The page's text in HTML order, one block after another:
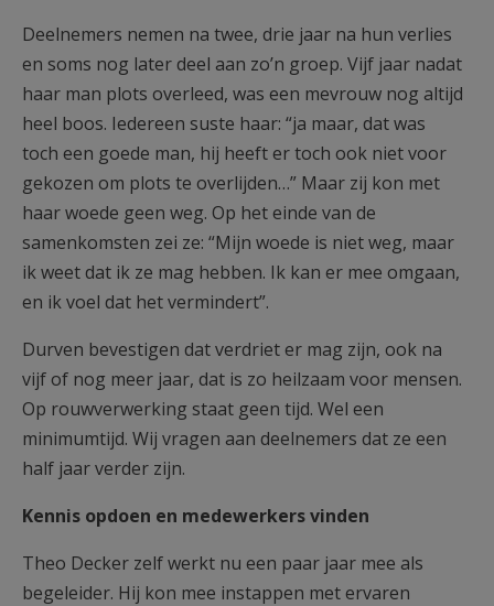
Deelnemers nemen na twee, drie jaar na hun verlies
en soms nog later deel aan zo’n groep. Vijf jaar nadat
haar man plots overleed, was een mevrouw nog altijd
heel boos. Iedereen suste haar: “ja maar, dat was
toch een goede man, hij heeft er toch ook niet voor
gekozen om plots te overlijden…” Maar zij kon met
haar woede geen weg. Op het einde van de
samenkomsten zei ze: “Mijn woede is niet weg, maar
ik weet dat ik ze mag hebben. Ik kan er mee omgaan,
en ik voel dat het vermindert”.
Durven bevestigen dat verdriet er mag zijn, ook na
vijf of nog meer jaar, dat is zo heilzaam voor mensen.
Op rouwverwerking staat geen tijd. Wel een
minimumtijd. Wij vragen aan deelnemers dat ze een
half jaar verder zijn.
Kennis opdoen en medewerkers vinden
Theo Decker zelf werkt nu een paar jaar mee als
begeleider. Hij kon mee instappen met ervaren